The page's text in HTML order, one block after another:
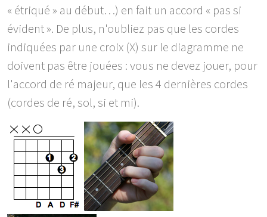
« étriqué » au début…) en fait un accord « pas si
évident ». De plus, n'oubliez pas que les cordes
indiquées par une croix (X) sur le diagramme ne
doivent pas être jouées : vous ne devez jouer, pour
l'accord de ré majeur, que les 4 dernières cordes
(cordes de ré, sol, si et mi).